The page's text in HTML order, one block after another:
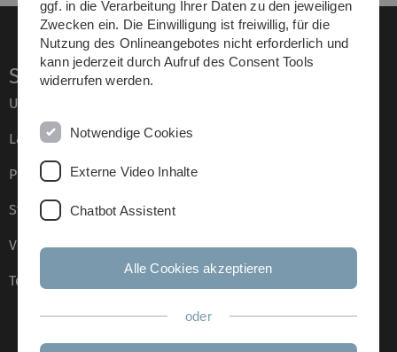
Service
Universität von A–Z
Lagepläne
Presse
Stellenangebote
Veranstaltungskalender
Telefonverzeichnis
ggf. in die Verarbeitung Ihrer Daten zu den jeweiligen
Zwecken ein. Die Einwilligung ist freiwillig, für die
Nutzung des Onlineangebotes nicht erforderlich und
kann jederzeit durch Aufruf des Consent Tools
widerrufen werden.
Notwendige Cookies
Externe Video Inhalte
Chatbot Assistent
Alle Cookies akzeptieren
oder